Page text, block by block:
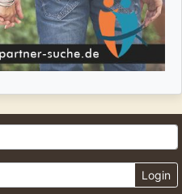
Login